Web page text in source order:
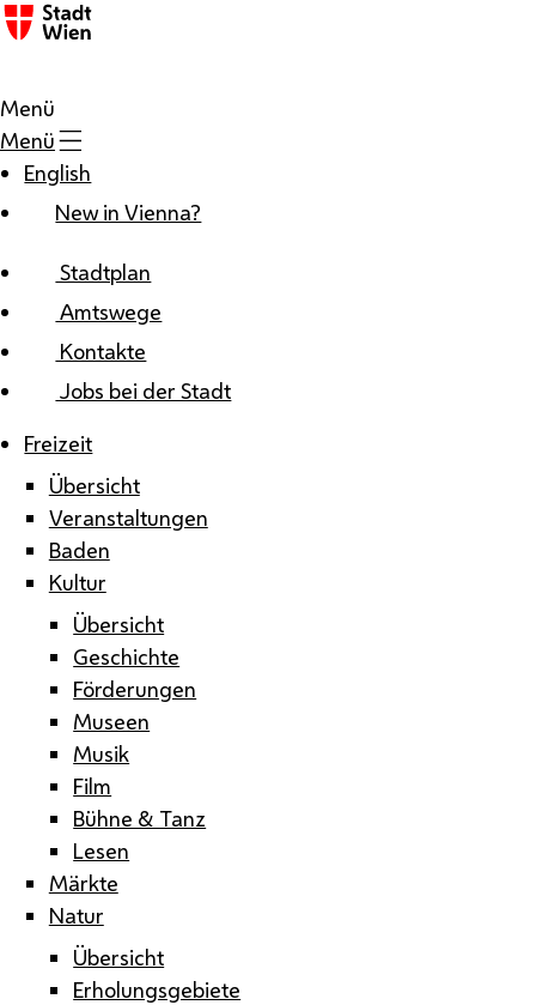
Zum Inhalt
Menü
Menü
English
New in Vienna?
Stadtplan
Amtswege
Kontakte
Jobs bei der Stadt
Freizeit
Übersicht
Veranstaltungen
Baden
Kultur
Übersicht
Geschichte
Förderungen
Museen
Musik
Film
Bühne & Tanz
Lesen
Märkte
Natur
Übersicht
Erholungsgebiete